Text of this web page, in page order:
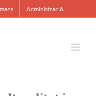
Administració